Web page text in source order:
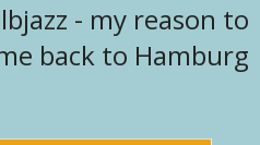
- my reason to
back to Hamburg